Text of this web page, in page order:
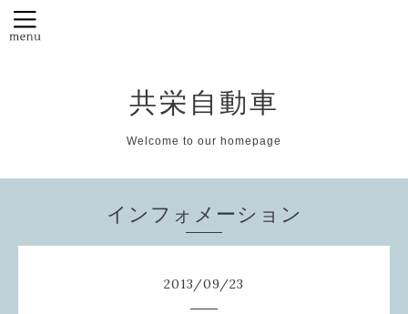
共栄自動車
Welcome to our homepage
インフォメーション
2013/09/23